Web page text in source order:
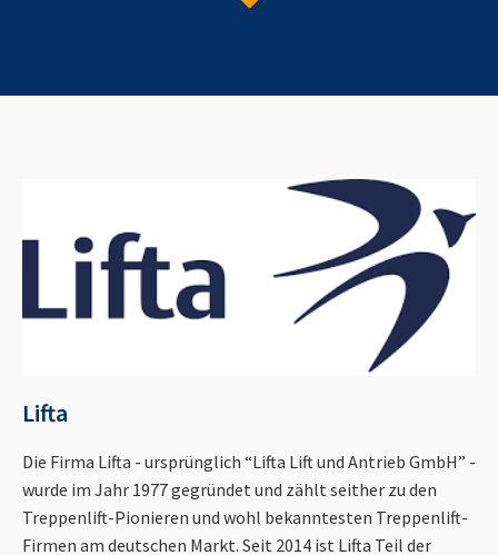
Lifta
Die Firma Lifta - ursprünglich “Lifta Lift und Antrieb GmbH” -
wurde im Jahr 1977 gegründet und zählt seither zu den
Treppenlift-Pionieren und wohl bekanntesten Treppenlift-
Firmen am deutschen Markt. Seit 2014 ist Lifta Teil der